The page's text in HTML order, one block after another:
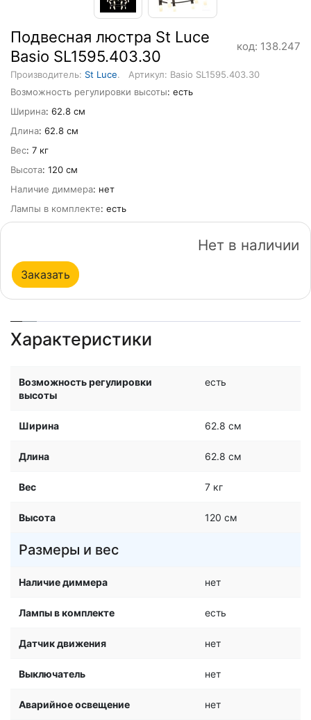
Подвеcная люстра St Luce
Basio SL1595.403.30
код: 138.247
Производитель: St Luce.
Артикул: Basio SL1595.403.30
Возможность регулировки высоты: есть
Ширина: 62.8 см
Длина: 62.8 см
Вес: 7 кг
Высота: 120 см
Наличие диммера: нет
Лампы в комплекте: есть
Нет в наличии
Заказать
Характеристики
Возможность регулировки
высоты
есть
Ширина 62.8 см
Длина 62.8 см
Вес 7 кг
Высота 120 см
Размеры и вес
Наличие диммера нет
Лампы в комплекте есть
Датчик движения нет
Выключатель нет
Аварийное освещение нет